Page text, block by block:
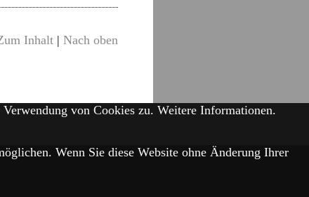
Inhalt | Nach oben
von Cookies zu. Weitere Informationen.
Wenn Sie diese Website ohne Änderung Ihrer